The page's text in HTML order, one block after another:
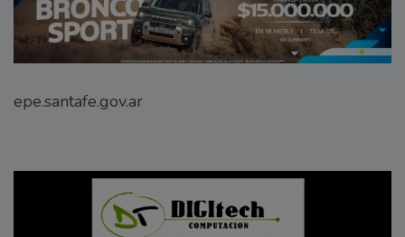
epe.santafe.gov.ar